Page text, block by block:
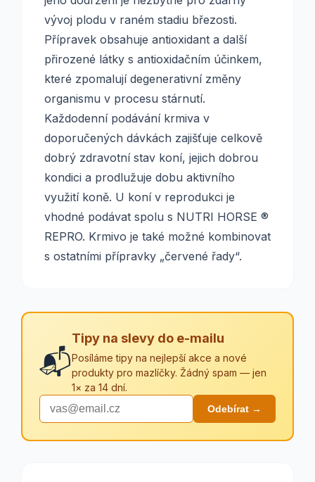
vývoj plodu v raném stadiu březosti.
Přípravek obsahuje antioxidant a další
přirozené látky s antioxidačním účinkem,
které zpomalují degenerativní změny
organismu v procesu stárnutí.
Každodenní podávání krmiva v
doporučených dávkách zajišťuje celkově
dobrý zdravotní stav koní, jejich dobrou
kondici a prodlužuje dobu aktivního
využití koně. U koní v reprodukci je
vhodné podávat spolu s NUTRI HORSE ®
REPRO. Krmivo je také možné kombinovat
s ostatními přípravky „červené řady“.
📬
Tipy na slevy do e-mailu
Posíláme tipy na nejlepší akce a nové
produkty pro mazlíčky. Žádný spam — jen
1× za 14 dní.
Odebírat →